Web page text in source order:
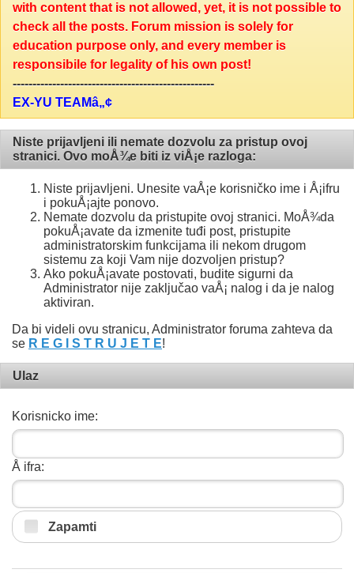
with content that is not allowed, yet, it is not possible to
check all the posts. Forum mission is solely for
education purpose only, and every member is
responsibile for legality of his own post!
---------------------------------------------------
EX-YU TEAMâ„¢
Niste prijavljeni ili nemate dozvolu za pristup ovoj
stranici. Ovo moÅ¾e biti iz viÅ¡e razloga:
Niste prijavljeni. Unesite vaÅ¡e korisničko ime i Å¡ifru
i pokuÅ¡ajte ponovo.
Nemate dozvolu da pristupite ovoj stranici. MoÅ¾da
pokuÅ¡avate da izmenite tuđi post, pristupite
administratorskim funkcijama ili nekom drugom
sistemu za koji Vam nije dozvoljen pristup?
Ako pokuÅ¡avate postovati, budite sigurni da
Administrator nije zaključao vaÅ¡ nalog i da je nalog
aktiviran.
Da bi videli ovu stranicu, Administrator foruma zahteva da
se R E G I S T R U J E T E!
Ulaz
Korisnicko ime:
Å ifra:
Zapamti